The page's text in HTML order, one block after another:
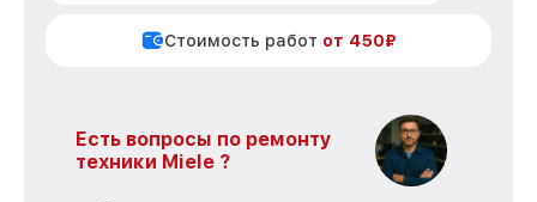
Стоимость работ от 450₽
Есть вопросы по ремонту
техники Miele ?